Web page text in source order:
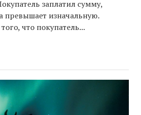
заплатил сумму,
превышает изначальную.
что покупатель...